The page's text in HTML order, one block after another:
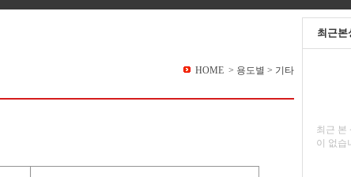
최근본
최근 본
이 없습
HOME > 용도별 > 기타